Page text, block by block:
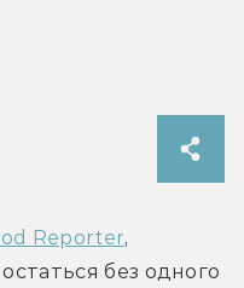
Reporter,
без одного